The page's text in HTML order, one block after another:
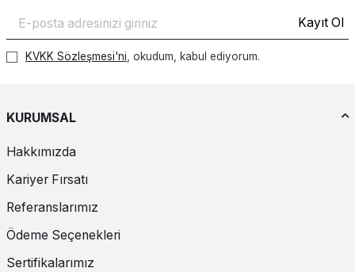
Kayıt Ol
KVKK Sözleşmesi'ni , okudum, kabul ediyorum.
KURUMSAL
Hakkımızda
Kariyer Fırsatı
Referanslarımız
Ödeme Seçenekleri
Sertifikalarımız